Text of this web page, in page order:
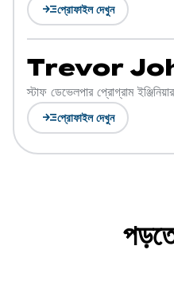
read_moreপ্রোফাইল দেখুন
Trevor
স্টাফ ডেভেলপার প্রোগ্রাম ইঞ্জিনিয়ার
read_moreপ্রোফাইল দেখুন